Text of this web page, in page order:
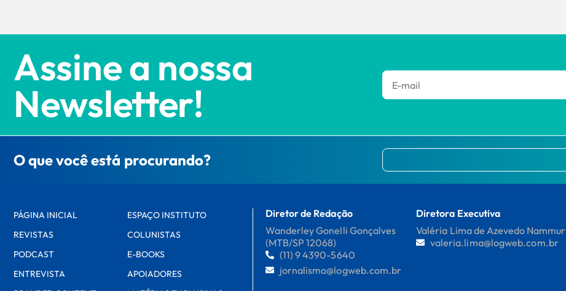
Assine a nossa
Newsletter!
O que você está procurando?
PÁGINA INICIAL
REVISTAS
PODCAST
ENTREVISTA
ESPAÇO INSTITUTO
COLUNISTAS
E-BOOKS
APOIADORES
Diretor de Redação
Wanderley Gonelli Gonçalves
(MTB/SP 12068)
(11) 9 4390-5640
jornalismo@logweb.com.br
Diretora Executiva
Valéria Lima de Azevedo Nammur
valeria.lima@logweb.com.br